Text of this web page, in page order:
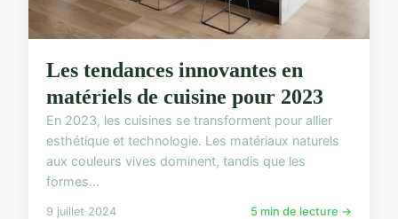
Les tendances innovantes en
matériels de cuisine pour 2023
En 2023, les cuisines se transforment pour allier
esthétique et technologie. Les matériaux naturels
aux couleurs vives dominent, tandis que les
formes...
9 juillet 2024 5 min de lecture →